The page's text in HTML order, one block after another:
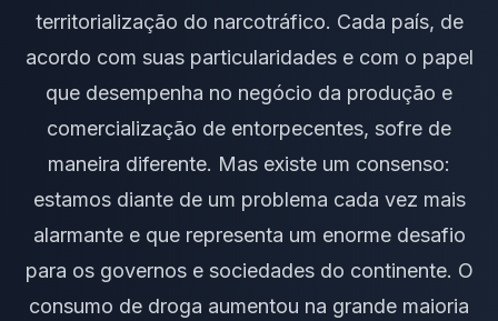
territorialização do narcotráfico. Cada país, de
acordo com suas particularidades e com o papel
que desempenha no negócio da produção e
comercialização de entorpecentes, sofre de
maneira diferente. Mas existe um consenso:
estamos diante de um problema cada vez mais
alarmante e que representa um enorme desafio
para os governos e sociedades do continente. O
consumo de droga aumentou na grande maioria